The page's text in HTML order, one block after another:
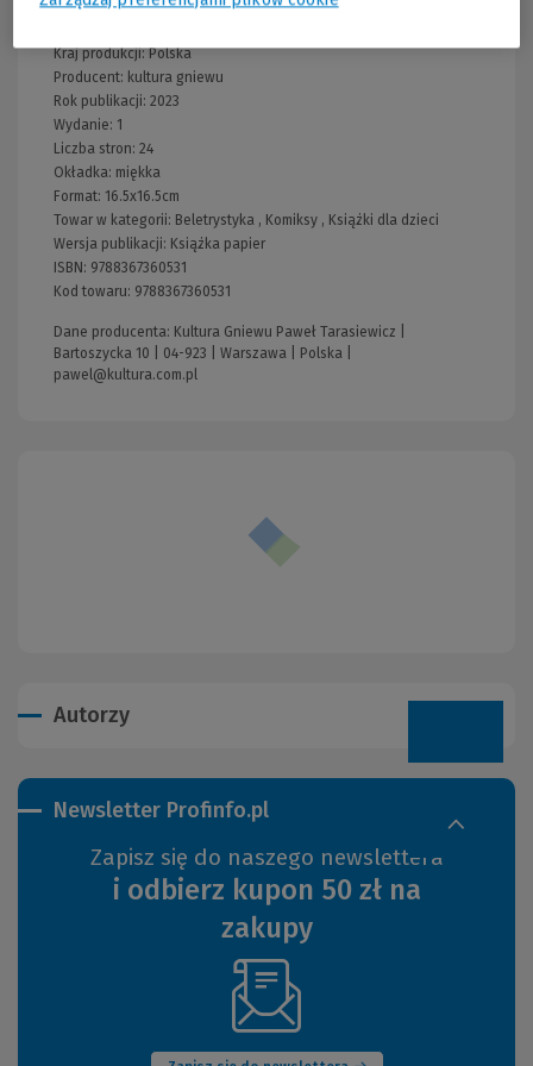
Kraj produkcji: Polska
Producent: kultura gniewu
Rok publikacji: 2023
Wydanie: 1
Liczba stron: 24
Okładka: miękka
Format: 16.5x16.5cm
Towar w kategorii: Beletrystyka , Komiksy , Książki dla dzieci
Wersja publikacji: Książka papier
ISBN: 9788367360531
Kod towaru: 9788367360531
Dane producenta: Kultura Gniewu Paweł Tarasiewicz |
Bartoszycka 10 | 04-923 | Warszawa | Polska |
pawel@kultura.com.pl
Autorzy
Newsletter Profinfo.pl
Zapisz się do naszego newslettera
i odbierz kupon 50 zł na
zakupy
(Nowe
okno)